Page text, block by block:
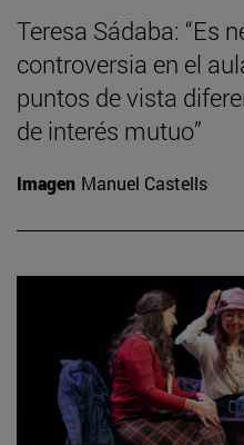
Teresa Sádaba: “Es
controversia en el
puntos de vista
de interés mutuo”
Imagen Manuel Castells